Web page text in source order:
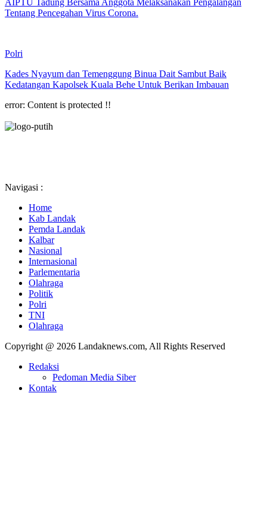
Tentang Pencegahan Virus Corona.
Polri
Kades Nyayum dan Temenggung Binua Dait Sambut Baik
Kedatangan Kapolsek Kuala Behe Untuk Berikan Imbauan
error: Content is protected !!
Navigasi :
Home
Kab Landak
Pemda Landak
Kalbar
Nasional
Internasional
Parlementaria
Olahraga
Politik
Polri
TNI
Olahraga
Copyright @ 2026 Landaknews.com, All Rights Reserved
Redaksi
Pedoman Media Siber
Kontak